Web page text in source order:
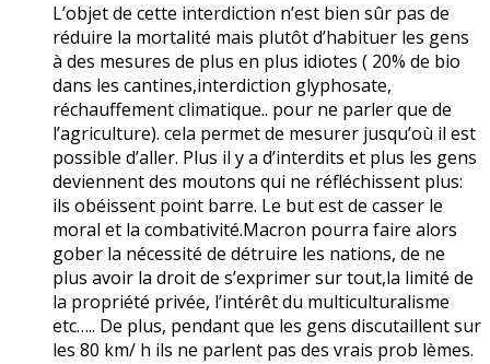
L’objet de cette interdiction n’est bien sûr pas de
réduire la mortalité mais plutôt d’habituer les gens
à des mesures de plus en plus idiotes ( 20% de bio
dans les cantines,interdiction glyphosate,
réchauffement climatique.. pour ne parler que de
l’agriculture). cela permet de mesurer jusqu’où il est
possible d’aller. Plus il y a d’interdits et plus les gens
deviennent des moutons qui ne réfléchissent plus:
ils obéissent point barre. Le but est de casser le
moral et la combativité.Macron pourra faire alors
gober la nécessité de détruire les nations, de ne
plus avoir la droit de s’exprimer sur tout,la limité de
la propriété privée, l’intérêt du multiculturalisme
etc….. De plus, pendant que les gens discutaillent sur
les 80 km/ h ils ne parlent pas des vrais prob lèmes.